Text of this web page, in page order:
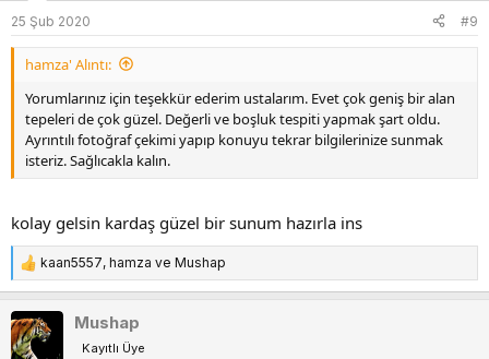
e
r
:
25 Şub 2020 #9
hamza' Alıntı:
Yorumlarınız için teşekkür ederim ustalarım. Evet çok geniş bir alan
tepeleri de çok güzel. Değerli ve boşluk tespiti yapmak şart oldu.
Ayrıntılı fotoğraf çekimi yapıp konuyu tekrar bilgilerinize sunmak
isteriz. Sağlıcakla kalın.
kolay gelsin kardaş güzel bir sunum hazırla ins
T
e
p
k
i
kaan5557, hamza ve Mushap
Mushap
Kayıtlı Üye